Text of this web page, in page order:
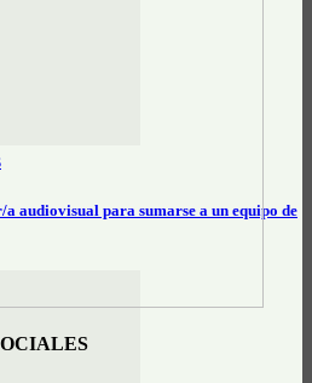
audiovisual para sumarse a un equipo de